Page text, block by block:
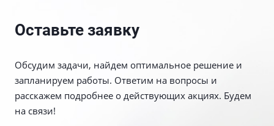
Оставьте заявку
Обсудим задачи, найдем оптимальное решение и
запланируем работы. Ответим на вопросы и
расскажем подробнее о действующих акциях. Будем
на связи!